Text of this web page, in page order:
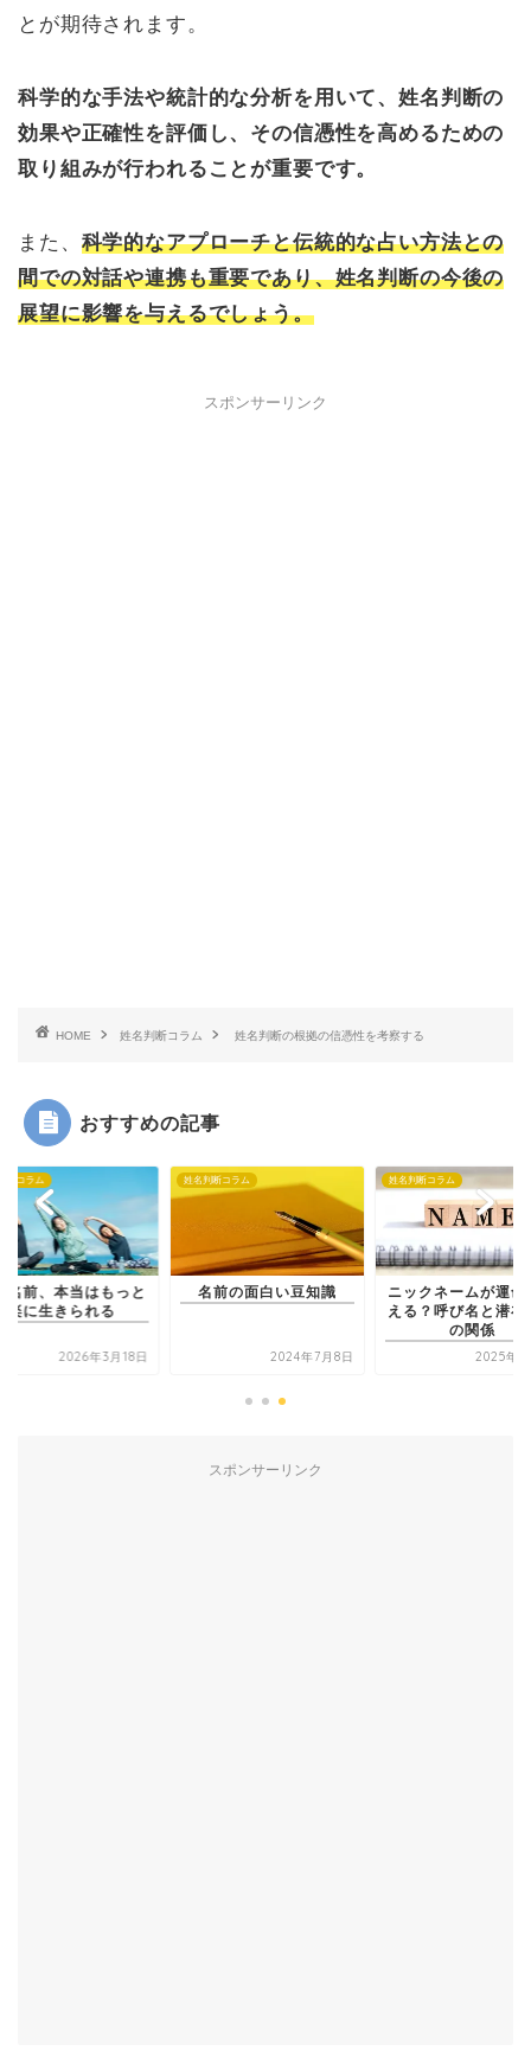
とが期待されます。
科学的な手法や統計的な分析を用いて、姓名判断の
効果や正確性を評価し、その信憑性を高めるための
取り組みが行われることが重要です。
また、 科学的なアプローチと伝統的な占い方法との
間での対話や連携も重要であり、姓名判断の今後の
展望に影響を与えるでしょう。
スポンサーリンク
HOME 姓名判断コラム 姓名判断の根拠の信憑性を考察する
おすすめの記事
断コラム
名前、本当はもっと
楽に生きられる
2026年3月18日
姓名判断コラム
名前の面白い豆知識
2024年7月8日
姓名判断コラム
ニックネームが運命
える？呼び名と潜在
の関係
2025年6
スポンサーリンク